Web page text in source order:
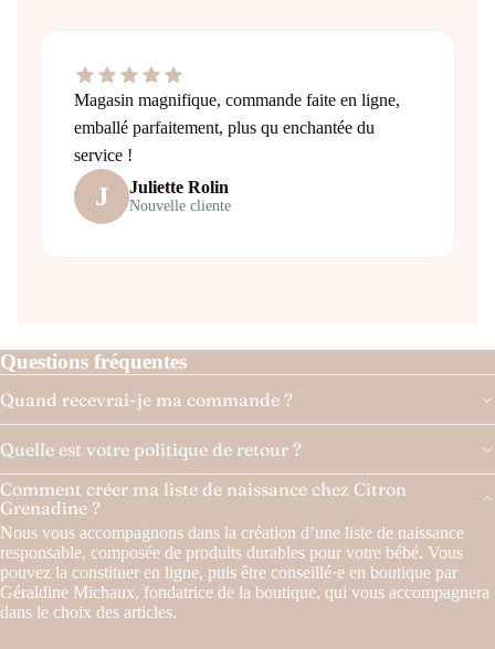
Magasin magnifique, commande faite en ligne,
emballé parfaitement, plus qu enchantée du
service !
J Juliette Rolin
Nouvelle cliente
Questions fréquentes
Quand recevrai-je ma commande ?
Quelle est votre politique de retour ?
Comment créer ma liste de naissance chez Citron
Grenadine ?
Nous vous accompagnons dans la création d’une liste de naissance
responsable, composée de produits durables pour votre bébé. Vous
pouvez la constituer en ligne, puis être conseillé·e en boutique par
Géraldine Michaux, fondatrice de la boutique, qui vous accompagnera
dans le choix des articles.